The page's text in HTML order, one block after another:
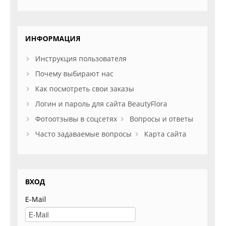
ИНФОРМАЦИЯ
Инструкция пользователя
Почему выбирают нас
Как посмотреть свои заказы
Логин и пароль для сайта BeautyFlora
Фотоотзывы в соцсетях
Вопросы и ответы
Часто задаваемые вопросы
Карта сайта
ВХОД
E-Mail